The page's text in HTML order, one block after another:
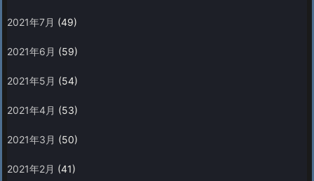
2021年7月 (49)
2021年6月 (59)
2021年5月 (54)
2021年4月 (53)
2021年3月 (50)
2021年2月 (41)